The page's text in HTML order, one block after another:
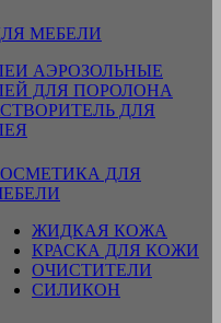
МЕБЕЛИ
АЭРОЗОЛЬНЫЕ
ДЛЯ ПОРОЛОНА
ДЛЯ
ДЛЯ
ЖИДКАЯ КОЖА
КРАСКА ДЛЯ КОЖИ
ОЧИСТИТЕЛИ
СИЛИКОН